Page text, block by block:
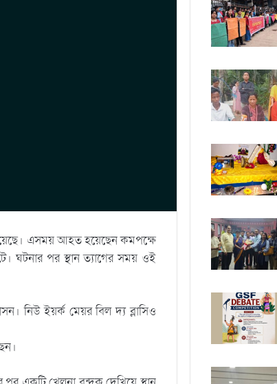
হয়েছে। এসময় আহত হয়েছেন কমপক্ষে
ঘটনার পর স্থান ত্যাগের সময় ওই
নিউ ইয়র্ক মেয়র বিল দ্য ব্লাসিও